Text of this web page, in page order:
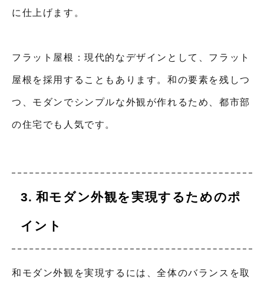
に仕上げます。
フラット屋根：現代的なデザインとして、フラット
屋根を採用することもあります。和の要素を残しつ
つ、モダンでシンプルな外観が作れるため、都市部
の住宅でも人気です。
和モダン外観を実現するためのポ
イント
和モダン外観を実現するには、全体のバランスを取